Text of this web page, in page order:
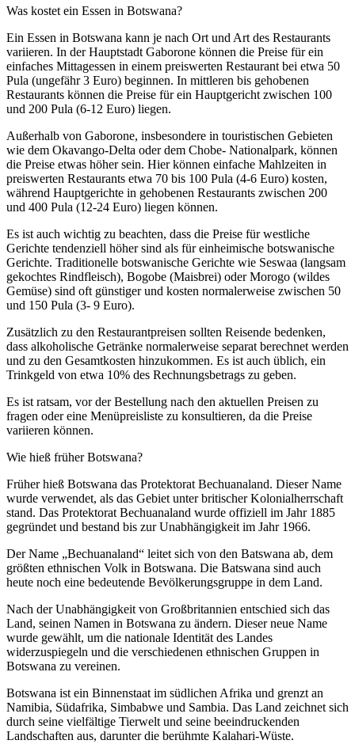
Was kostet ein Essen in Botswana?
Ein Essen in Botswana kann je nach Ort und Art des Restaurants
variieren. In der Hauptstadt Gaborone können die Preise für ein
einfaches Mittagessen in einem preiswerten Restaurant bei etwa 50
Pula (ungefähr 3 Euro) beginnen. In mittleren bis gehobenen
Restaurants können die Preise für ein Hauptgericht zwischen 100
und 200 Pula (6-12 Euro) liegen.
Außerhalb von Gaborone, insbesondere in touristischen Gebieten
wie dem Okavango-Delta oder dem Chobe- Nationalpark, können
die Preise etwas höher sein. Hier können einfache Mahlzeiten in
preiswerten Restaurants etwa 70 bis 100 Pula (4-6 Euro) kosten,
während Hauptgerichte in gehobenen Restaurants zwischen 200
und 400 Pula (12-24 Euro) liegen können.
Es ist auch wichtig zu beachten, dass die Preise für westliche
Gerichte tendenziell höher sind als für einheimische botswanische
Gerichte. Traditionelle botswanische Gerichte wie Seswaa (langsam
gekochtes Rindfleisch), Bogobe (Maisbrei) oder Morogo (wildes
Gemüse) sind oft günstiger und kosten normalerweise zwischen 50
und 150 Pula (3- 9 Euro).
Zusätzlich zu den Restaurantpreisen sollten Reisende bedenken,
dass alkoholische Getränke normalerweise separat berechnet werden
und zu den Gesamtkosten hinzukommen. Es ist auch üblich, ein
Trinkgeld von etwa 10% des Rechnungsbetrags zu geben.
Es ist ratsam, vor der Bestellung nach den aktuellen Preisen zu
fragen oder eine Menüpreisliste zu konsultieren, da die Preise
variieren können.
Wie hieß früher Botswana?
Früher hieß Botswana das Protektorat Bechuanaland. Dieser Name
wurde verwendet, als das Gebiet unter britischer Kolonialherrschaft
stand. Das Protektorat Bechuanaland wurde offiziell im Jahr 1885
gegründet und bestand bis zur Unabhängigkeit im Jahr 1966.
Der Name „Bechuanaland“ leitet sich von den Batswana ab, dem
größten ethnischen Volk in Botswana. Die Batswana sind auch
heute noch eine bedeutende Bevölkerungsgruppe in dem Land.
Nach der Unabhängigkeit von Großbritannien entschied sich das
Land, seinen Namen in Botswana zu ändern. Dieser neue Name
wurde gewählt, um die nationale Identität des Landes
widerzuspiegeln und die verschiedenen ethnischen Gruppen in
Botswana zu vereinen.
Botswana ist ein Binnenstaat im südlichen Afrika und grenzt an
Namibia, Südafrika, Simbabwe und Sambia. Das Land zeichnet sich
durch seine vielfältige Tierwelt und seine beeindruckenden
Landschaften aus, darunter die berühmte Kalahari-Wüste.